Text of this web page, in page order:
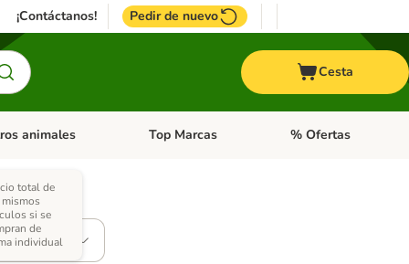
¡Contáctanos! Pedir de nuevo
Cesta
Roedores y +
de categoria abierto: Pájaros
animales Menú de categoria abierto: Otros animales
Top Marcas Menú de categoria
% Ofertas
total de
si se
de
individual